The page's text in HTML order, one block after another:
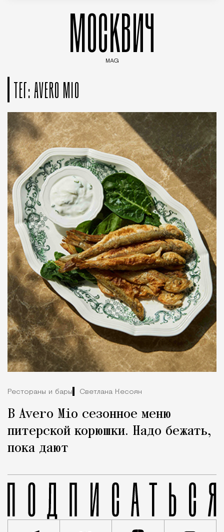
МОСКВИЧ
MAG
ТЕГ: AVERO MIO
Рестораны и бары Светлана Кесоян
В Avero Mio сезонное меню
питерской корюшки. Надо бежать,
пока дают